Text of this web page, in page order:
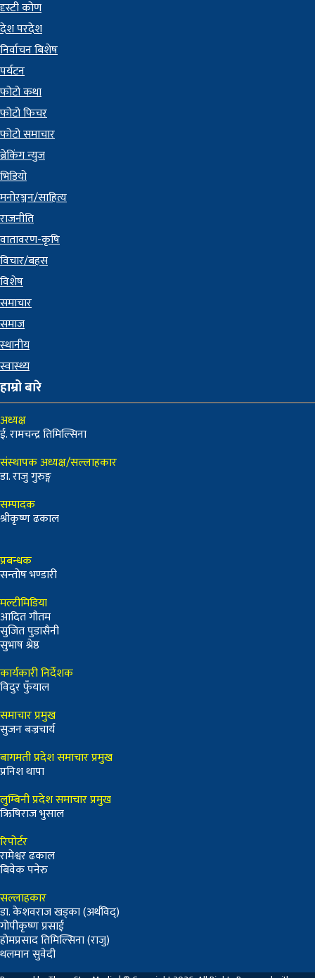
दृस्टी कोण
देश परदेश
निर्वाचन बिशेष
पर्यटन
फोटो कथा
फोटो फिचर
फोटो समाचार
ब्रेकिंग न्युज
भिडियो
मनोरञ्जन/साहित्य
राजनीति
वातावरण-कृषि
विचार/बहस
विशेष
समाचार
समाज
स्थानीय
स्वास्थ्य
हाम्रो बारे
अध्यक्ष
ई. रामचन्द्र तिमिल्सिना
संस्थापक अध्यक्ष/सल्लाहकार
डा. राजु गुरुङ्ग
सम्पादक
श्रीकृष्ण ढकाल
प्रबन्धक
सन्तोष भण्डारी
मल्टीमिडिया
आदित गौतम
सुजित पुडासैनी
सुभाष श्रेष्ठ
कार्यकारी निर्देशक
विदुर फुँयाल
समाचार प्रमुख
सुजन बज्रचार्य
बागमती प्रदेश समाचार प्रमुख
प्रनिश थापा
लुम्बिनी प्रदेश समाचार प्रमुख
ऋिषिराज भुसाल
रिपोर्टर
रामेश्वर ढकाल
बिवेक पनेरु
सल्लाहकार
डा. केशवराज खड्का (अर्थविद्)
गोपीकृष्ण प्रसाई
होमप्रसाद तिमिल्सिना (राजु)
थलमान सुवेदी